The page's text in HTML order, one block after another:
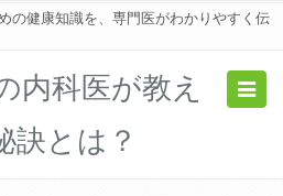
の健康知識を、専門医がわかりやすく伝
内科医が教え
訣とは？